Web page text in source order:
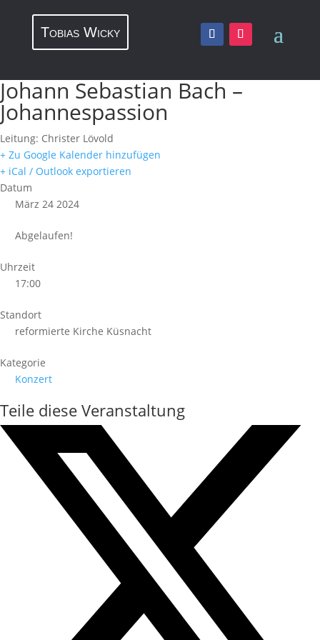
Tobias Wicky
Johann Sebastian Bach –
Johannespassion
Leitung: Christer Lövold
+ Zu Google Kalender hinzufügen
+ iCal / Outlook exportieren
Datum
März 24 2024
Abgelaufen!
Uhrzeit
17:00
Standort
reformierte Kirche Küsnacht
Kategorie
Konzert
Teile diese Veranstaltung